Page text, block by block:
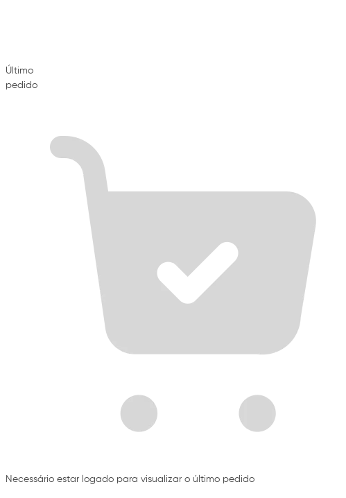
Último
pedido
Necessário estar logado para visualizar o último pedido